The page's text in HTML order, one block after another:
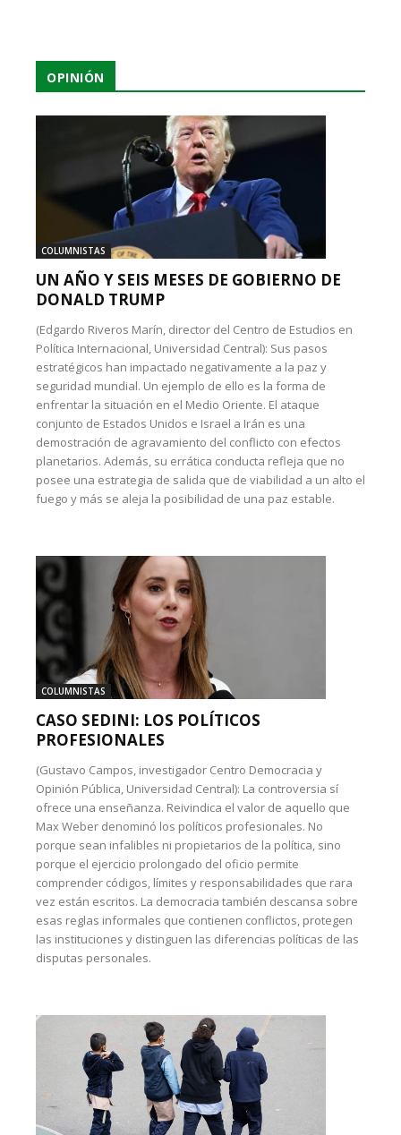
OPINIÓN
COLUMNISTAS
UN AÑO Y SEIS MESES DE GOBIERNO DE
DONALD TRUMP
(Edgardo Riveros Marín, director del Centro de Estudios en
Política Internacional, Universidad Central): Sus pasos
estratégicos han impactado negativamente a la paz y
seguridad mundial. Un ejemplo de ello es la forma de
enfrentar la situación en el Medio Oriente. El ataque
conjunto de Estados Unidos e Israel a Irán es una
demostración de agravamiento del conflicto con efectos
planetarios. Además, su errática conducta refleja que no
posee una estrategia de salida que de viabilidad a un alto el
fuego y más se aleja la posibilidad de una paz estable.
COLUMNISTAS
CASO SEDINI: LOS POLÍTICOS
PROFESIONALES
(Gustavo Campos, investigador Centro Democracia y
Opinión Pública, Universidad Central): La controversia sí
ofrece una enseñanza. Reivindica el valor de aquello que
Max Weber denominó los políticos profesionales. No
porque sean infalibles ni propietarios de la política, sino
porque el ejercicio prolongado del oficio permite
comprender códigos, límites y responsabilidades que rara
vez están escritos. La democracia también descansa sobre
esas reglas informales que contienen conflictos, protegen
las instituciones y distinguen las diferencias políticas de las
disputas personales.